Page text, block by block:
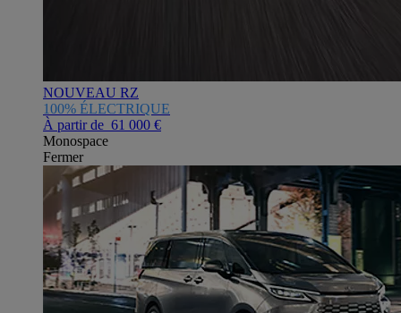
NOUVEAU RZ
100% ÉLECTRIQUE
À partir de 61 000 €
Monospace
Fermer